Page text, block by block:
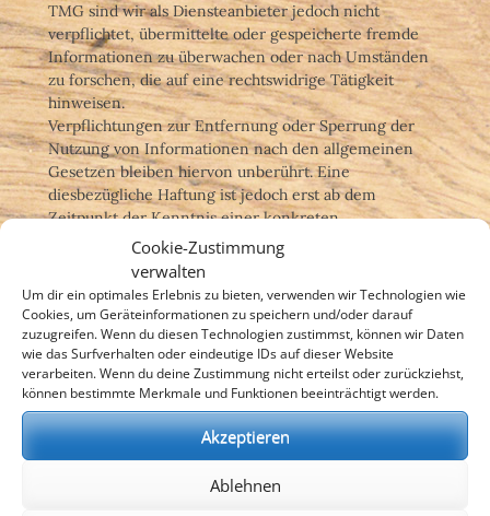
Cookie-Zustimmung
verwalten
Um dir ein optimales Erlebnis zu bieten, verwenden wir Technologien wie
Cookies, um Geräteinformationen zu speichern und/oder darauf
zuzugreifen. Wenn du diesen Technologien zustimmst, können wir Daten
wie das Surfverhalten oder eindeutige IDs auf dieser Website
verarbeiten. Wenn du deine Zustimmung nicht erteilst oder zurückziehst,
können bestimmte Merkmale und Funktionen beeinträchtigt werden.
Akzeptieren
Ablehnen
TMG sind wir als Diensteanbieter jedoch nicht
verpflichtet, übermittelte oder gespeicherte fremde
Informationen zu überwachen oder nach Umständen
zu forschen, die auf eine rechtswidrige Tätigkeit
hinweisen.
Verpflichtungen zur Entfernung oder Sperrung der
Nutzung von Informationen nach den allgemeinen
Gesetzen bleiben hiervon unberührt. Eine
diesbezügliche Haftung ist jedoch erst ab dem
Zeitpunkt der Kenntnis einer konkreten
Rechtsverletzung möglich. Bei Bekanntwerden von
entsprechenden Rechtsverletzungen werden wir diese
Inhalte umgehend entfernen.
Haftung für Links
Unser Angebot enthält Links zu externen Websites
Dritter, auf deren Inhalte wir keinen Einfluss haben.
Deshalb können wir für diese fremden Inhalte auch
keine Gewähr übernehmen. Für die Inhalte der
verlinkten Seiten ist stets der jeweilige Anbieter oder
Betreiber der Seiten verantwortlich. Die verlinkten
Seiten wurden zum Zeitpunkt der Verlinkung auf